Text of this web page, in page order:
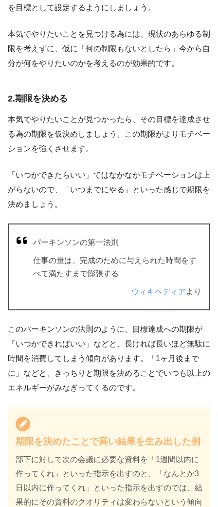
を目標として設定するようにしましょう。
本気でやりたいことを見つける為には、現状のあらゆる制
限を考えずに、仮に「何の制限もないとしたら」今から自
分が何をやりたいのかを考えるのが効果的です。
2.期限を決める
本気でやりたいことが見つかったら、その目標を達成させ
る為の期限を仮決めしましょう。この期限がよりモチベー
ションを強くさせます。
「いつかできたらいい」ではなかなかモチベーションは上
がらないので、「いつまでにやる」といった感じで期限を
決めましょう。
パーキンソンの第一法則
仕事の量は、完成のために与えられた時間をす
べて満たすまで膨張する
ウィキペディアより
このパーキンソンの法則のように、目標達成への期限が
「いつかできればいい」などと、長ければ長いほど無駄に
時間を消費してしまう傾向があります。「1ヶ月後まで
に」などと、きっちりと期限を決めることでいつも以上の
エネルギーがみなぎってくるのです。
期限を決めたことで高い結果を生み出した例
部下に対して次の会議に必要な資料を「1週間以内に
作ってくれ」といった指示を出すのと、「なんとか3
日以内に作ってくれ」といった指示を出すのでは、結
果的にその資料のクオリティは変わらないという傾向